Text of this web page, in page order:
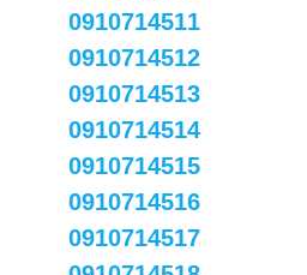
0910714511
0910714512
0910714513
0910714514
0910714515
0910714516
0910714517